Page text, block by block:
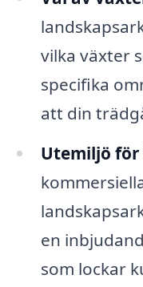
vilka växter
specifika
att din
Utemiljö
en
som lockar